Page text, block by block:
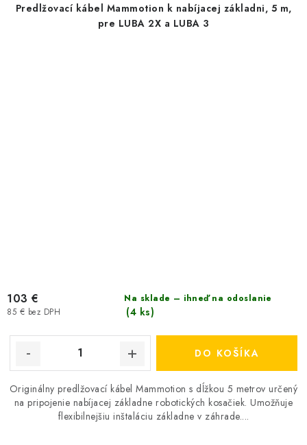
Predlžovací kábel Mammotion k nabíjacej základni, 5 m,
pre LUBA 2X a LUBA 3
Na sklade – ihneď na odoslanie
(4 ks)
85 € bez DPH
103 €
DO KOŠÍKA
Originálny predlžovací kábel Mammotion s dĺžkou 5 metrov určený
na pripojenie nabíjacej základne robotických kosačiek. Umožňuje
flexibilnejšiu inštaláciu základne v záhrade....